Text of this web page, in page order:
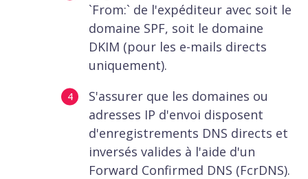
`From:` de l'expéditeur avec soit le
domaine SPF, soit le domaine
DKIM (pour les e-mails directs
uniquement).
S'assurer que les domaines ou
adresses IP d'envoi disposent
d'enregistrements DNS directs et
inversés valides à l'aide d'un
Forward Confirmed DNS (FcrDNS).